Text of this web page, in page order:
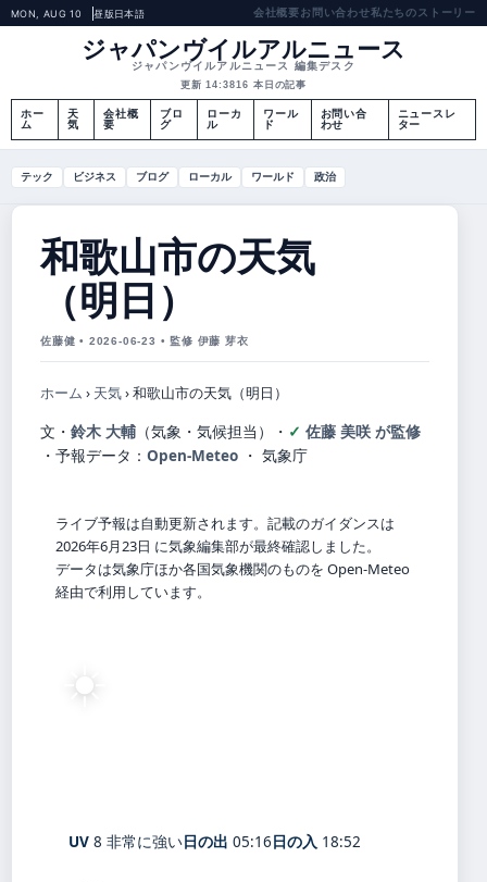
MON, AUG 10 昼版日本語 会社概要お問い合わせ私たちのストーリー
ジャパンヴイルアルニュース
ジャパンヴイルアルニュース 編集デスク
更新 14:3816 本日の記事
ホー
ム
天
気
会社概
要
ブロ
グ
ローカ
ル
ワール
ド
お問い合
わせ
ニュースレ
ター
テック ビジネス ブログ ローカル ワールド 政治
和歌山市の天気
（明日）
佐藤健 • 2026-06-23 • 監修 伊藤 芽衣
ホーム › 天気›和歌山市の天気（明日）
文・ 鈴木 大輔 （気象・気候担当） ・
佐藤 美咲 が監修
・ 予報データ： Open-Meteo ・ 気象庁
ライブ予報は自動更新されます。記載のガイダンスは
2026年6月23日 に気象編集部が最終確認しました。
データは気象庁ほか各国気象機関のものを Open-Meteo
経由で利用しています。
☀️
UV 8 非常に強い日の出 05:16日の入 18:52